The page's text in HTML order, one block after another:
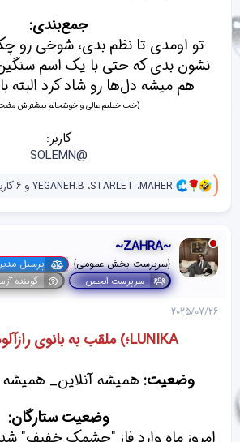
جمع‌بندی:
تو اومدی تا نظم بدی، شوخی رو
هم میشه دل‌ها رو شاد کرد البته
(خب خیلیم عالی و خوشحالم بیشترش
کاربر:
@SOLEMN
و
ک
ه
[
ی
س
د
]
MAHER، STARLET، YEGANEH.B و 6 کاربر دیگر
~ZAHRA~
{سرپرست بخش عمومی} پرسنل
سرپرست انجمن گوینده
2025/07/26
LUNIKA؛) ملقب به بانوی رازآلود رمان‌بوک
وضعیت: همیشه آنلاین_ همیشه
وضعیت ستارگان: